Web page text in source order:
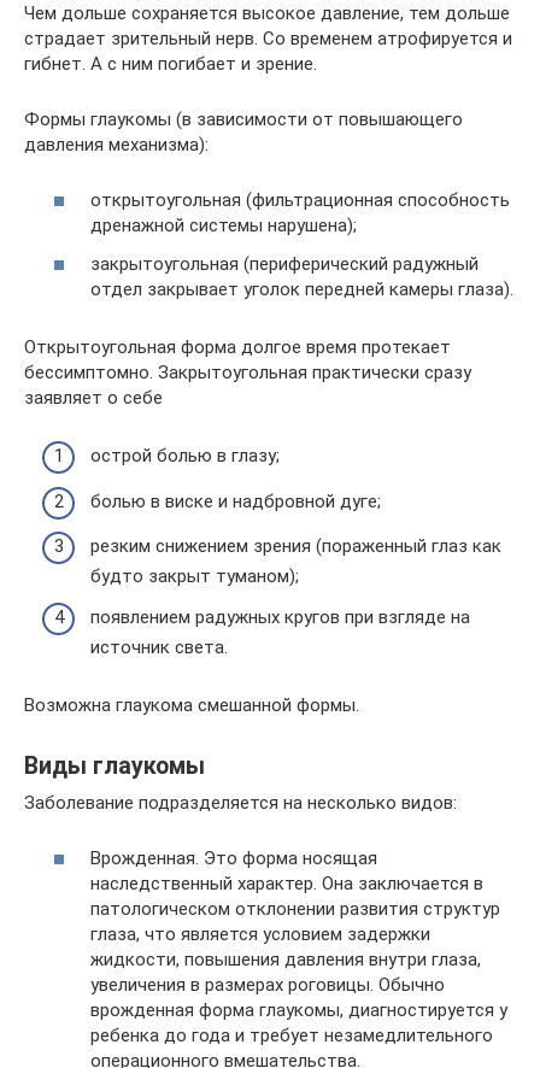
Чем дольше сохраняется высокое давление, тем дольше
страдает зрительный нерв. Со временем атрофируется и
гибнет. А с ним погибает и зрение.
Формы глаукомы (в зависимости от повышающего
давления механизма):
открытоугольная (фильтрационная способность
дренажной системы нарушена);
закрытоугольная (периферический радужный
отдел закрывает уголок передней камеры глаза).
Открытоугольная форма долгое время протекает
бессимптомно. Закрытоугольная практически сразу
заявляет о себе
острой болью в глазу;
болью в виске и надбровной дуге;
резким снижением зрения (пораженный глаз как
будто закрыт туманом);
появлением радужных кругов при взгляде на
источник света.
Возможна глаукома смешанной формы.
Виды глаукомы
Заболевание подразделяется на несколько видов:
Врожденная. Это форма носящая
наследственный характер. Она заключается в
патологическом отклонении развития структур
глаза, что является условием задержки
жидкости, повышения давления внутри глаза,
увеличения в размерах роговицы. Обычно
врожденная форма глаукомы, диагностируется у
ребенка до года и требует незамедлительного
операционного вмешательства.